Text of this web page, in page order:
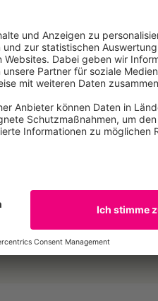
Umweltindikatoren:
wurden
Forschungsinstitute eine
und Umweltforschung
untersucht den
unter Berücksichtigung